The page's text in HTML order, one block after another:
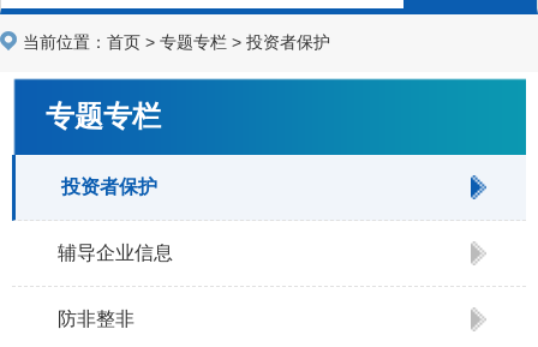
当前位置： 首页 > 专题专栏 > 投资者保护
专题专栏
投资者保护
辅导企业信息
防非整非